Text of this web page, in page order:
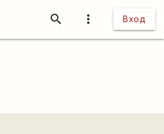
more_vert Вход
search